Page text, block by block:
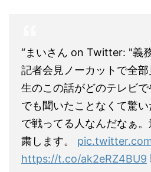
“まいさん on Twitter: "義
記者会見ノーカットで全
生のこの話がどのテレビ
でも聞いたことなくて驚
で戦ってる人なんだなぁ
粛します。
https://t.co/ak2eRZ4BU9